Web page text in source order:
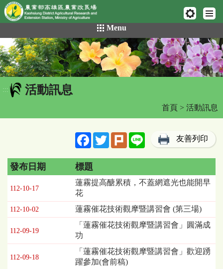
網頁置頂
到
主
要
內
容
區
Menu
::: 活動訊息
首頁 > 活動訊息
FacebookTwitterPlurk Line 友善列印
動
訊
息
表，
欄
位
發布日期 標題
112-10-17
蓮霧提高醣累積，不蓋網遮光也能開早
花
112-10-02 蓮霧催花技術觀摩暨講習會 (第三場)
112-09-19
「蓮霧催花技術觀摩暨講習會」圓滿成
功
112-09-18
「蓮霧催花技術觀摩暨講習會」歡迎踴
躍參加(會前稿)